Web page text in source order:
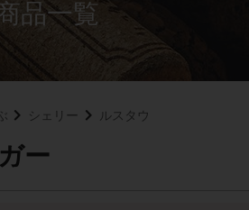
シェリー ルスタウ
ー